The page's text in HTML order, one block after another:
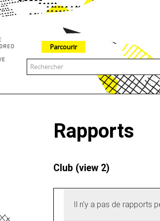
Parcourir
Rapports
Club (view 2)
Il n'y a pas de rapports